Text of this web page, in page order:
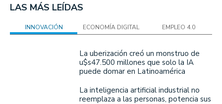
LAS MÁS LEÍDAS
INNOVACIÓN ECONOMÍA DIGITAL EMPLEO 4.0
La uberización creó un monstruo de
u$s47.500 millones que solo la IA
puede domar en Latinoamérica
La inteligencia artificial industrial no
reemplaza a las personas, potencia sus